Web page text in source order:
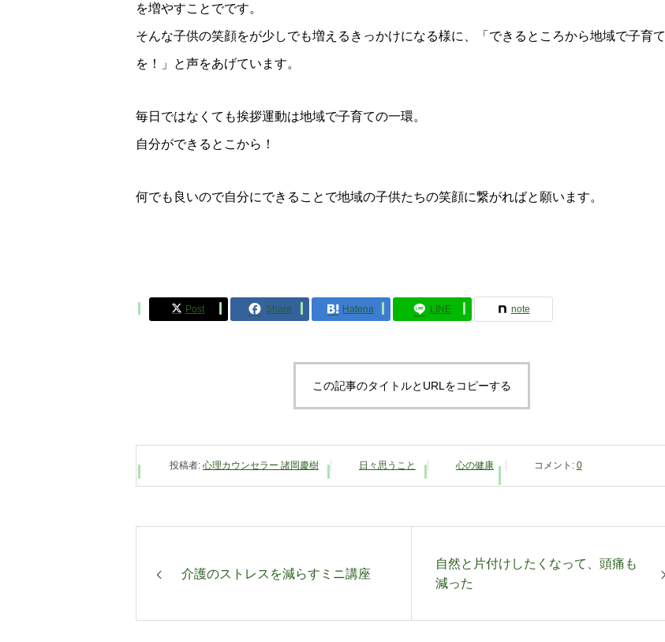
を増やすことでです。
そんな子供の笑顔をが少しでも増えるきっかけになる様に、「できるところから地域で子育て
を！」と声をあげています。
毎日ではなくても挨拶運動は地域で子育ての一環。
自分ができるとこから！
何でも良いので自分にできることで地域の子供たちの笑顔に繋がればと願います。
Post Share Hatena LINE note
この記事のタイトルとURLをコピーする
投稿者: 心理カウンセラー 諸岡慶樹 日々思うこと 心の健康 コメント: 0
介護のストレスを減らすミニ講座
自然と片付けしたくなって、頭痛も
減った